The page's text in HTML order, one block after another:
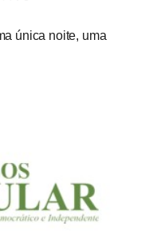
única noite, uma